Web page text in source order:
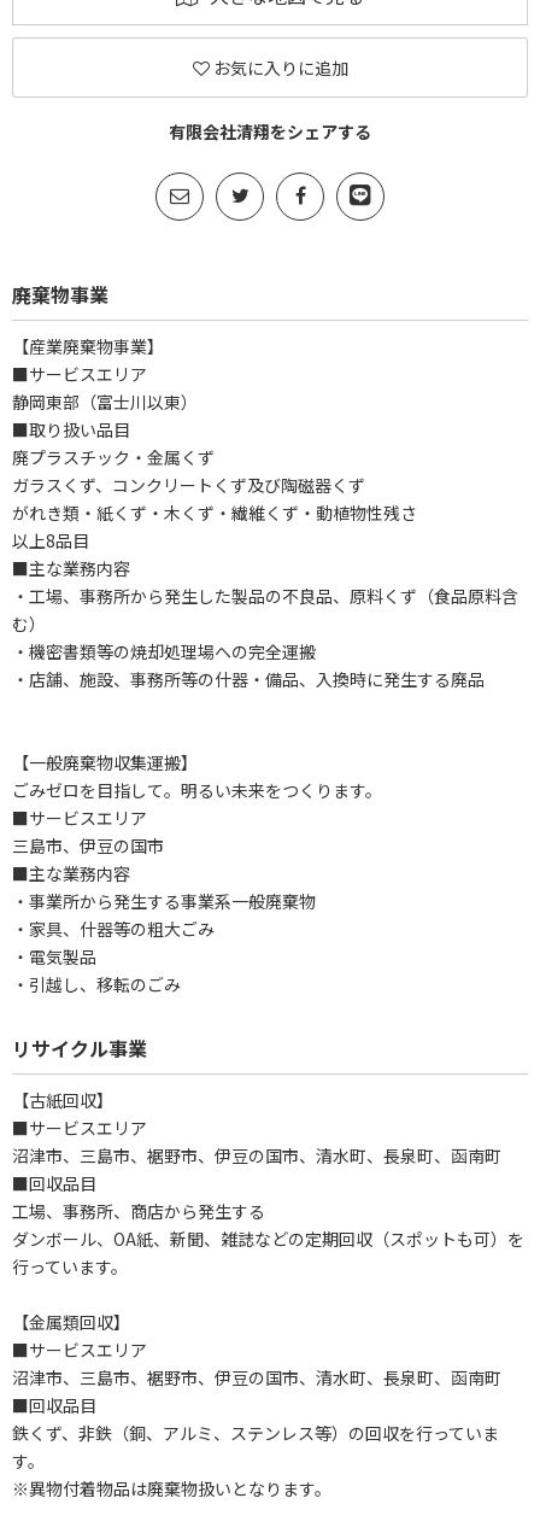
お気に入りに追加
有限会社清翔をシェアする
廃棄物事業
【産業廃棄物事業】
■サービスエリア
静岡東部（富士川以東）
■取り扱い品目
廃プラスチック・金属くず
ガラスくず、コンクリートくず及び陶磁器くず
がれき類・紙くず・木くず・繊維くず・動植物性残さ
以上8品目
■主な業務内容
・工場、事務所から発生した製品の不良品、原料くず（食品原料含
む）
・機密書類等の焼却処理場への完全運搬
・店舗、施設、事務所等の什器・備品、入換時に発生する廃品
【一般廃棄物収集運搬】
ごみゼロを目指して。明るい未来をつくります。
■サービスエリア
三島市、伊豆の国市
■主な業務内容
・事業所から発生する事業系一般廃棄物
・家具、什器等の粗大ごみ
・電気製品
・引越し、移転のごみ
リサイクル事業
【古紙回収】
■サービスエリア
沼津市、三島市、裾野市、伊豆の国市、清水町、長泉町、函南町
■回収品目
工場、事務所、商店から発生する
ダンボール、OA紙、新聞、雑誌などの定期回収（スポットも可）を
行っています。
【金属類回収】
■サービスエリア
沼津市、三島市、裾野市、伊豆の国市、清水町、長泉町、函南町
■回収品目
鉄くず、非鉄（銅、アルミ、ステンレス等）の回収を行っていま
す。
※異物付着物品は廃棄物扱いとなります。